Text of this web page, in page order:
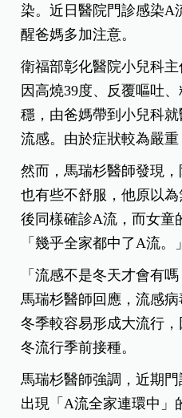
染。近日醫院門診感染A
醒爸媽多加注意。
衛福部彰化醫院小兒科
因高燒39度、反覆嘔吐
穩，由爸媽帶到小兒科
流感。由於症狀較為嚴重
然而，馬瑞杉醫師發現
也有些不舒服，他原以
後同樣確診A流，而女童
「幾乎全家都中了A流。」
「流感不是冬天才會有
馬瑞杉醫師回應，流感
冬季較容易形成大流行
冬流行季前接種。
馬瑞杉醫師強調，近期
出現「A流全家連環中」